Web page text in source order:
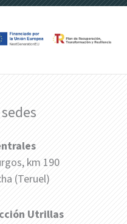
km 190
(Teruel)
Utrillas